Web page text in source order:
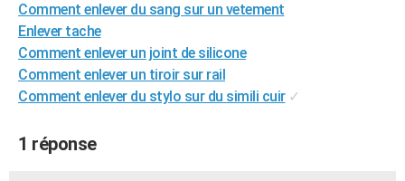
GUIDES D'ACHAT
BONS PLANS
CARTE DE VOEUX
Dictionnaire
Biographies
Citations
Expressions
Proverbes
Comment enlever du sang sur un vetement
Enlever tache
Comment enlever un joint de silicone
Comment enlever un tiroir sur rail
Comment enlever du stylo sur du simili cuir ✓
1 réponse